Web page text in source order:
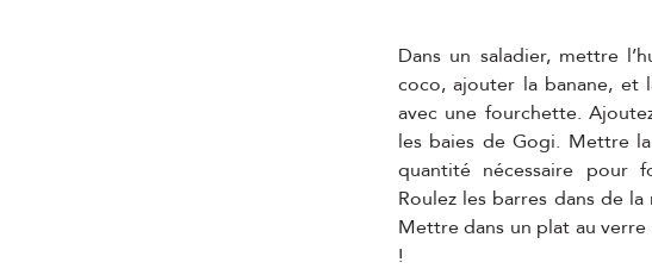
Dans un saladier, mettre
coco, ajouter la banane,
avec une fourchette.
les baies de Gogi. Mettre
quantité nécessaire pour
Roulez les barres dans de
Mettre dans un plat au
!